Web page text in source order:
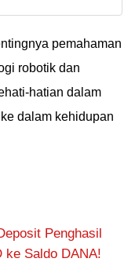
pemahaman
robotik dan
hatian dalam
dalam kehidupan
Penghasil
ke Saldo DANA!